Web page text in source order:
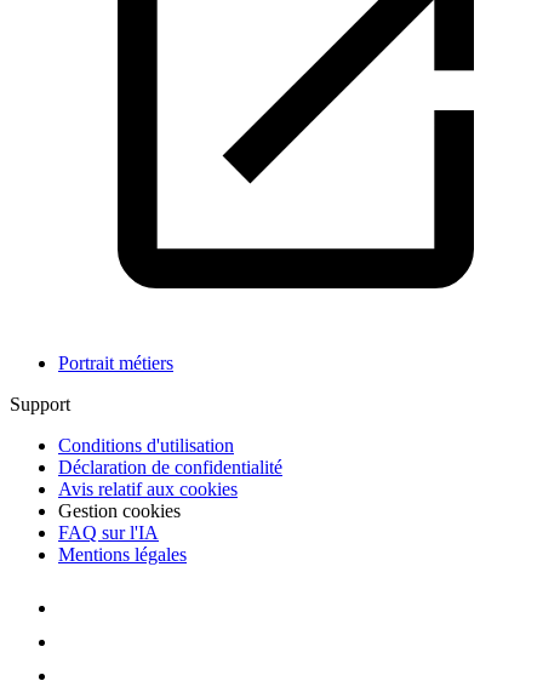
Portrait métiers
Support
Conditions d'utilisation
Déclaration de confidentialité
Avis relatif aux cookies
Gestion cookies
FAQ sur l'IA
Mentions légales